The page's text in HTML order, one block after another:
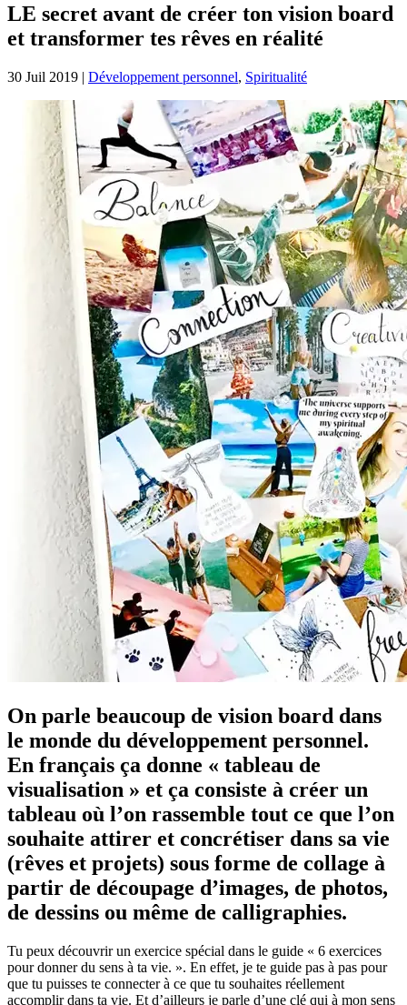
LE secret avant de créer ton vision board
et transformer tes rêves en réalité
30 Juil 2019 | Développement personnel, Spiritualité
On parle beaucoup de vision board dans
le monde du développement personnel.
En français ça donne « tableau de
visualisation » et ça consiste à créer un
tableau où l’on rassemble tout ce que l’on
souhaite attirer et concrétiser dans sa vie
(rêves et projets) sous forme de collage à
partir de découpage d’images, de photos,
de dessins ou même de calligraphies.
Tu peux découvrir un exercice spécial dans le guide « 6 exercices
pour donner du sens à ta vie. ». En effet, je te guide pas à pas pour
que tu puisses te connecter à ce que tu souhaites réellement
accomplir dans ta vie. Et d’ailleurs je parle d’une clé qui à mon sens